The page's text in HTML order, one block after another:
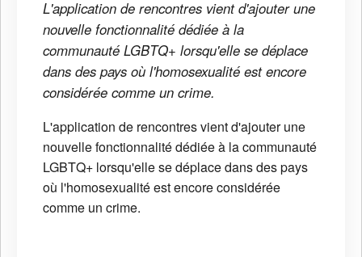
L'application de rencontres vient d'ajouter une
nouvelle fonctionnalité dédiée à la
communauté LGBTQ+ lorsqu'elle se déplace
dans des pays où l'homosexualité est encore
considérée comme un crime.
L'application de rencontres vient d'ajouter une
nouvelle fonctionnalité dédiée à la communauté
LGBTQ+ lorsqu'elle se déplace dans des pays
où l'homosexualité est encore considérée
comme un crime.